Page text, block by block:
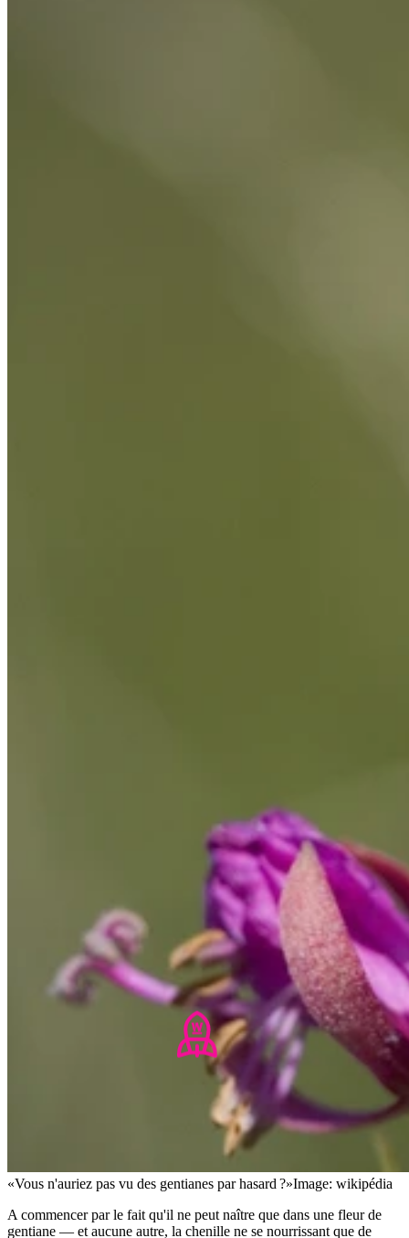
«Vous n'auriez pas vu des gentianes par hasard ?»Image: wikipédia
A commencer par le fait qu'il ne peut naître que dans une fleur de
gentiane — et aucune autre, la chenille ne se nourrissant que de